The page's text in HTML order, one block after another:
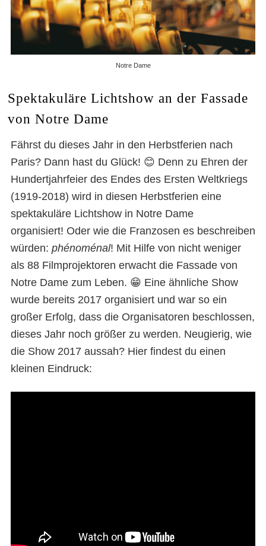
Notre Dame
Spektakuläre Lichtshow an der Fassade
von Notre Dame
Fährst du dieses Jahr in den Herbstferien nach
Paris? Dann hast du Glück! 😊 Denn zu Ehren der
Hundertjahrfeier des Endes des Ersten Weltkriegs
(1919-2018) wird in diesen Herbstferien eine
spektakuläre Lichtshow in Notre Dame
organisiert! Oder wie die Franzosen es beschreiben
würden: phénoménal! Mit Hilfe von nicht weniger
als 88 Filmprojektoren erwacht die Fassade von
Notre Dame zum Leben. 😁 Eine ähnliche Show
wurde bereits 2017 organisiert und war so ein
großer Erfolg, dass die Organisatoren beschlossen,
dieses Jahr noch größer zu werden. Neugierig, wie
die Show 2017 aussah? Hier findest du einen
kleinen Eindruck: